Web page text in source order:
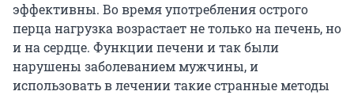
эффективны. Во время употребления острого
перца нагрузка возрастает не только на печень, но
и на сердце. Функции печени и так были
нарушены заболеванием мужчины, и
использовать в лечении такие странные методы